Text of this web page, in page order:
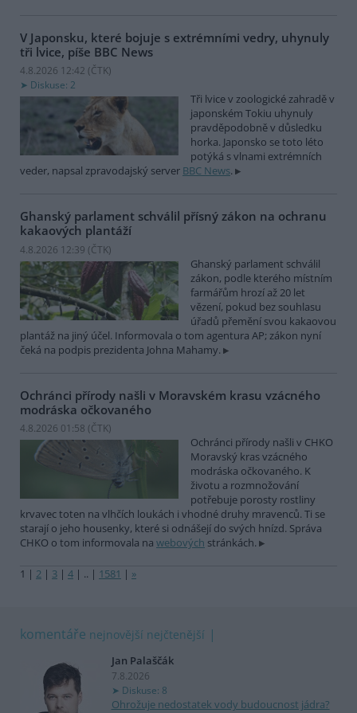
V Japonsku, které bojuje s extrémními vedry, uhynuly
tři lvice, píše BBC News
4.8.2026 12:42 (ČTK)
Diskuse: 2
Tři lvice v zoologické zahradě v
japonském Tokiu uhynuly
pravděpodobně v důsledku
horka. Japonsko se toto léto
potýká s vlnami extrémních
veder, napsal zpravodajský server BBC News.
Ghanský parlament schválil přísný zákon na ochranu
kakaových plantáží
4.8.2026 12:39 (ČTK)
Ghanský parlament schválil
zákon, podle kterého místním
farmářům hrozí až 20 let
vězení, pokud bez souhlasu
úřadů přemění svou kakaovou
plantáž na jiný účel. Informovala o tom agentura AP; zákon nyní
čeká na podpis prezidenta Johna Mahamy.
Ochránci přírody našli v Moravském krasu vzácného
modráska očkovaného
4.8.2026 01:58 (ČTK)
Ochránci přírody našli v CHKO
Moravský kras vzácného
modráska očkovaného. K
životu a rozmnožování
potřebuje porosty rostliny
krvavec toten na vlhčích loukách i vhodné druhy mravenců. Ti se
starají o jeho housenky, které si odnášejí do svých hnízd. Správa
CHKO o tom informovala na webových stránkách.
1 | 2 | 3 | 4 | .. | 1581 | »
komentáře nejnovější nejčtenější
Jan Palaščák
7.8.2026
Diskuse: 8
Ohrožuje nedostatek vody budoucnost jádra?